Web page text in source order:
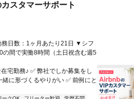
スタマーサポート
日数：1ヶ月あたり21日 ▼シフ
の間で実働8時間（土日祝含む週5
宅勤務♪ ✅ 弊社でしか募集をし
に形づくるやりがい ✅ 前例にと